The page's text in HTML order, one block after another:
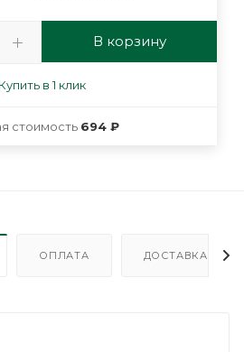
В корзину
Купить в 1 клик
стоимость 694 ₽
ОПЛАТА ДОСТАВКА